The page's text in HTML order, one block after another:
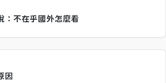
不在乎國外怎麼看
因